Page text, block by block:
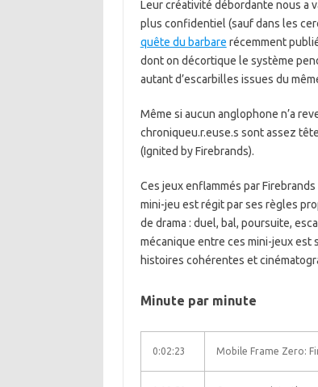
Leur créativité débordante nous a
plus confidentiel (sauf dans les
quête du barbare récemment
dont on décortique le système
autant d’escarbilles issues du
Même si aucun anglophone n’a
chroniqueu.r.euse.s sont assez
(Ignited by Firebrands).
Ces jeux enflammés par
mini-jeu est régit par ses règles
de drama : duel, bal, poursuite,
mécanique entre ces mini-jeux est
histoires cohérentes et
Minute par minute
0:02:23 Mobile Frame Zero: